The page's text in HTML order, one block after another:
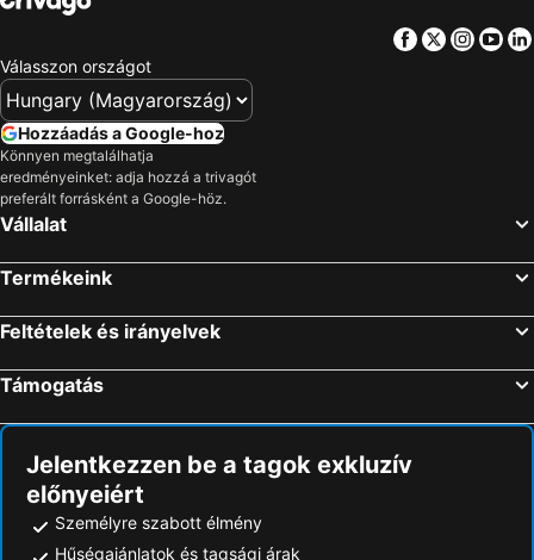
Facebook
Twitter
Válasszon országot
Hozzáadás a Google-hoz
Könnyen megtalálhatja
eredményeinket: adja hozzá a trivagót
preferált forrásként a Google-höz.
Vállalat
Termékeink
Feltételek és irányelvek
Támogatás
Jelentkezzen be a tagok exkluzív
előnyeiért
Személyre szabott élmény
Hűségajánlatok és tagsági árak